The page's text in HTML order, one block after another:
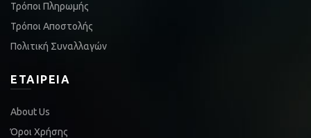
Τρόποι Πληρωμής
Τρόποι Αποστολής
Πολιτική Συναλλαγών
ΕΤΑΙΡΕΊΑ
About Us
Όροι Χρήσης